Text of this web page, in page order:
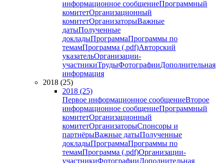
информационное сообщениеПрограммный
комитетОрганизационный
комитетОрганизаторыВажные
датыПолученные
докладыПрограммаПрограммы по
темамПрограмма (.pdf)Авторский
указательОрганизации-
участникиТрудыФотографииДополнительная
информация
2018 (25)
2018 (25)
Первое информационное сообщениеВторое
информационное сообщениеПрограммный
комитетОрганизационный
комитетОрганизаторыСпонсоры и
партнёрыВажные датыПолученные
докладыПрограммаПрограммы по
темамПрограмма (.pdf)Организации-
участникиФотографииДополнительная